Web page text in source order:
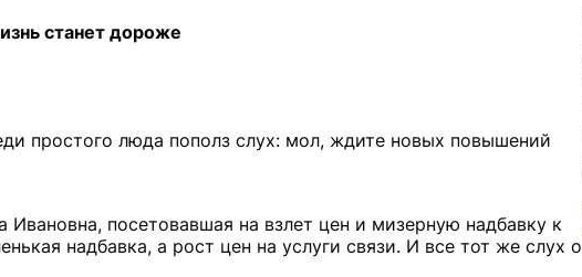
станет дороже
простого люда пополз слух: мол, ждите новых повышений
посетовавшая на взлет цен и мизерную надбавку к
надбавка, а рост цен на услуги связи. И все тот же слух о